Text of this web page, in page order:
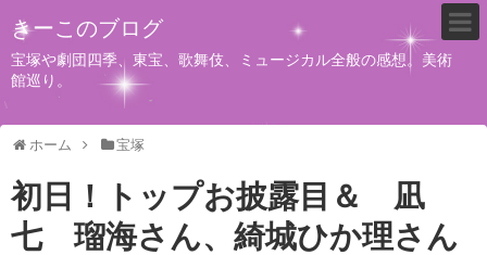
きーこのブログ
宝塚や劇団四季、東宝、歌舞伎、ミュージカル全般の感想。美術
館巡り。
ホーム 宝塚
初日！トップお披露目＆ 凪
七 瑠海さん、綺城ひか理さん